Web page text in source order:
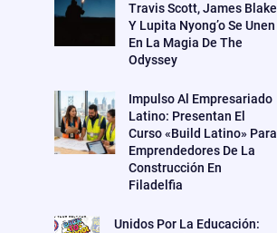
Travis Scott, James Blake
Y Lupita Nyong’o Se Unen
En La Magia De The
Odyssey
Impulso Al Empresariado
Latino: Presentan El
Curso «Build Latino» Para
Emprendedores De La
Construcción En
Filadelfia
Unidos Por La Educación: